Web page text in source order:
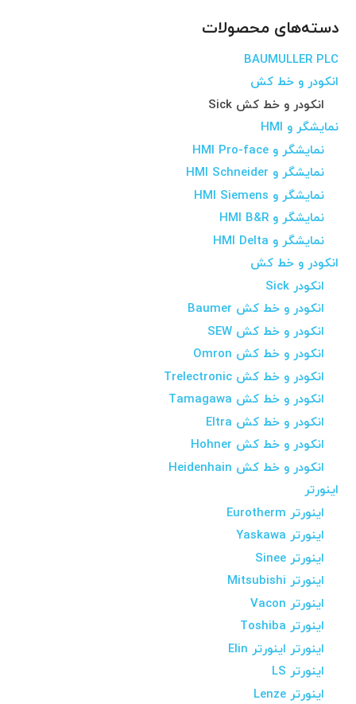
دسته‌های محصولات
BAUMULLER PLC
انکودر و خط کش
انکودر و خط کش Sick
نمایشگر و HMI
نمایشگر و HMI Pro-face
نمایشگر و HMI Schneider
نمایشگر و HMI Siemens
نمایشگر و HMI B&R
نمایشگر و HMI Delta
انکودر و خط کش
انکودر Sick
انکودر و خط کش Baumer
انکودر و خط کش SEW
انکودر و خط کش Omron
انکودر و خط کش Trelectronic
انکودر و خط کش Tamagawa
انکودر و خط کش Eltra
انکودر و خط کش Hohner
انکودر و خط کش Heidenhain
اینورتر
اینورتر Eurotherm
اینورتر Yaskawa
اینورتر Sinee
اینورتر Mitsubishi
اینورتر Vacon
اینورتر Toshiba
اینورتر اینورتر Elin
اینورتر LS
اینورتر Lenze